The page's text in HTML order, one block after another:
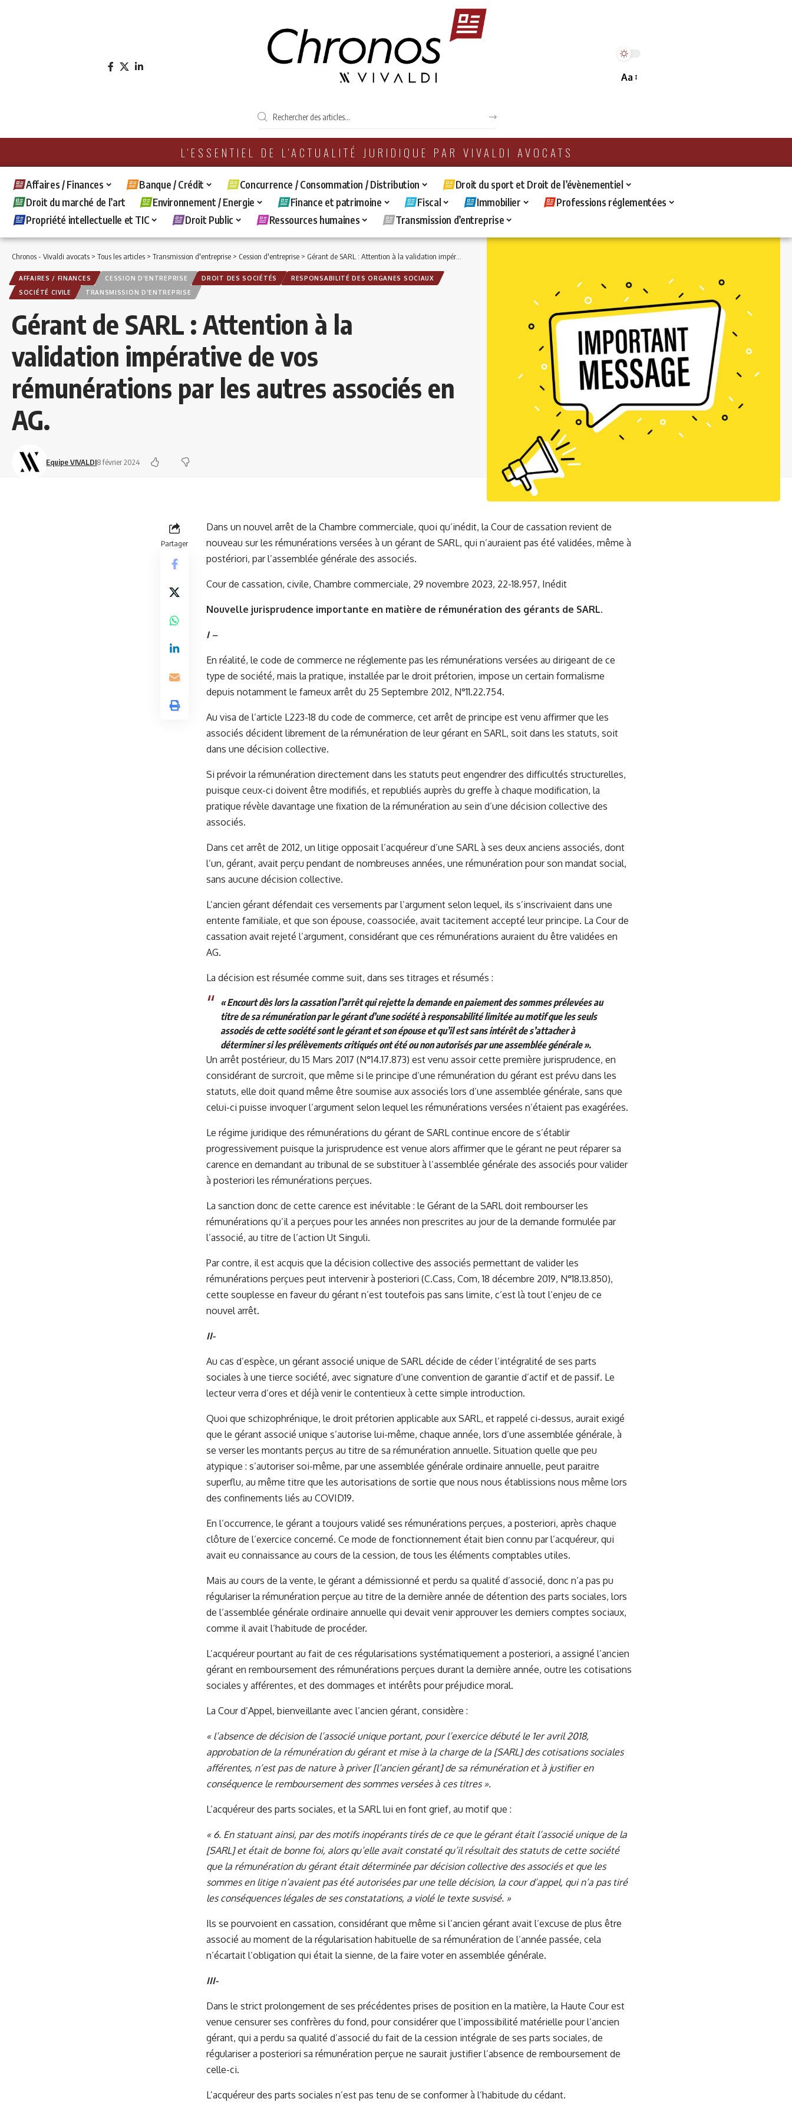
Aa
L'ESSENTIEL DE L'ACTUALITÉ JURIDIQUE PAR VIVALDI AVOCATS
Affaires / Finances Banque / Crédit Concurrence / Consommation / Distribution
Droit du sport et Droit de l’évènementiel
Droit du marché de l’art
Environnement / Energie Finance et patrimoine Fiscal Immobilier
Professions réglementées
Propriété intellectuelle et TIC
Droit Public Ressources humaines Transmission d’entreprise
Chronos - Vivaldi avocats > Tous les articles > Transmission d'entreprise > Cession d'entreprise > Gérant de SARL : Attention à la validation impérative de vos rémunérations par les autres associés en AG.
AFFAIRES / FINANCES CESSION D'ENTREPRISE DROIT DES SOCIÉTÉS
RESPONSABILITÉ DES ORGANES SOCIAUX
SOCIÉTÉ CIVILE
TRANSMISSION D'ENTREPRISE
Gérant de SARL : Attention à la
validation impérative de vos
rémunérations par les autres associés en
AG.
Equipe VIVALDI8 février 2024
Partager
Dans un nouvel arrêt de la Chambre commerciale, quoi qu’inédit, la Cour de cassation revient de
nouveau sur les rémunérations versées à un gérant de SARL, qui n’auraient pas été validées, même à
postériori, par l’assemblée générale des associés.
Cour de cassation, civile, Chambre commerciale, 29 novembre 2023, 22-18.957, Inédit
Nouvelle jurisprudence importante en matière de rémunération des gérants de SARL.
I –
En réalité, le code de commerce ne réglemente pas les rémunérations versées au dirigeant de ce
type de société, mais la pratique, installée par le droit prétorien, impose un certain formalisme
depuis notamment le fameux arrêt du 25 Septembre 2012, N°11.22.754.
Au visa de l’article L223-18 du code de commerce, cet arrêt de principe est venu affirmer que les
associés décident librement de la rémunération de leur gérant en SARL, soit dans les statuts, soit
dans une décision collective.
Si prévoir la rémunération directement dans les statuts peut engendrer des difficultés structurelles,
puisque ceux-ci doivent être modifiés, et republiés auprès du greffe à chaque modification, la
pratique révèle davantage une fixation de la rémunération au sein d’une décision collective des
associés.
Dans cet arrêt de 2012, un litige opposait l’acquéreur d’une SARL à ses deux anciens associés, dont
l’un, gérant, avait perçu pendant de nombreuses années, une rémunération pour son mandat social,
sans aucune décision collective.
L’ancien gérant défendait ces versements par l’argument selon lequel, ils s’inscrivaient dans une
entente familiale, et que son épouse, coassociée, avait tacitement accepté leur principe. La Cour de
cassation avait rejeté l’argument, considérant que ces rémunérations auraient du être validées en
AG.
La décision est résumée comme suit, dans ses titrages et résumés :
« Encourt dès lors la cassation l’arrêt qui rejette la demande en paiement des sommes prélevées au
titre de sa rémunération par le gérant d’une société à responsabilité limitée au motif que les seuls
associés de cette société sont le gérant et son épouse et qu’il est sans intérêt de s’attacher à
déterminer si les prélèvements critiqués ont été ou non autorisés par une assemblée générale ».
Un arrêt postérieur, du 15 Mars 2017 (N°14.17.873) est venu assoir cette première jurisprudence, en
considérant de surcroit, que même si le principe d’une rémunération du gérant est prévu dans les
statuts, elle doit quand même être soumise aux associés lors d’une assemblée générale, sans que
celui-ci puisse invoquer l’argument selon lequel les rémunérations versées n’étaient pas exagérées.
Le régime juridique des rémunérations du gérant de SARL continue encore de s’établir
progressivement puisque la jurisprudence est venue alors affirmer que le gérant ne peut réparer sa
carence en demandant au tribunal de se substituer à l’assemblée générale des associés pour valider
à posteriori les rémunérations perçues.
La sanction donc de cette carence est inévitable : le Gérant de la SARL doit rembourser les
rémunérations qu’il a perçues pour les années non prescrites au jour de la demande formulée par
l’associé, au titre de l’action Ut Singuli.
Par contre, il est acquis que la décision collective des associés permettant de valider les
rémunérations perçues peut intervenir à posteriori (C.Cass, Com, 18 décembre 2019, N°18.13.850),
cette souplesse en faveur du gérant n’est toutefois pas sans limite, c’est là tout l’enjeu de ce
nouvel arrêt.
II-
Au cas d’espèce, un gérant associé unique de SARL décide de céder l’intégralité de ses parts
sociales à une tierce société, avec signature d’une convention de garantie d’actif et de passif. Le
lecteur verra d’ores et déjà venir le contentieux à cette simple introduction.
Quoi que schizophrénique, le droit prétorien applicable aux SARL, et rappelé ci-dessus, aurait exigé
que le gérant associé unique s’autorise lui-même, chaque année, lors d’une assemblée générale, à
se verser les montants perçus au titre de sa rémunération annuelle. Situation quelle que peu
atypique : s’autoriser soi-même, par une assemblée générale ordinaire annuelle, peut paraitre
superflu, au même titre que les autorisations de sortie que nous nous établissions nous même lors
des confinements liés au COVID19.
En l’occurrence, le gérant a toujours validé ses rémunérations perçues, a posteriori, après chaque
clôture de l’exercice concerné. Ce mode de fonctionnement était bien connu par l’acquéreur, qui
avait eu connaissance au cours de la cession, de tous les éléments comptables utiles.
Mais au cours de la vente, le gérant a démissionné et perdu sa qualité d’associé, donc n’a pas pu
régulariser la rémunération perçue au titre de la dernière année de détention des parts sociales, lors
de l’assemblée générale ordinaire annuelle qui devait venir approuver les derniers comptes sociaux,
comme il avait l’habitude de procéder.
L’acquéreur pourtant au fait de ces régularisations systématiquement a posteriori, a assigné l’ancien
gérant en remboursement des rémunérations perçues durant la dernière année, outre les cotisations
sociales y afférentes, et des dommages et intérêts pour préjudice moral.
La Cour d’Appel, bienveillante avec l’ancien gérant, considère :
« l’absence de décision de l’associé unique portant, pour l’exercice débuté le 1er avril 2018,
approbation de la rémunération du gérant et mise à la charge de la [SARL] des cotisations sociales
afférentes, n’est pas de nature à priver [l’ancien gérant] de sa rémunération et à justifier en
conséquence le remboursement des sommes versées à ces titres ».
L’acquéreur des parts sociales, et la SARL lui en font grief, au motif que :
« 6. En statuant ainsi, par des motifs inopérants tirés de ce que le gérant était l’associé unique de la
[SARL] et était de bonne foi, alors qu’elle avait constaté qu’il résultait des statuts de cette société
que la rémunération du gérant était déterminée par décision collective des associés et que les
sommes en litige n’avaient pas été autorisées par une telle décision, la cour d’appel, qui n’a pas tiré
les conséquences légales de ses constatations, a violé le texte susvisé. »
Ils se pourvoient en cassation, considérant que même si l’ancien gérant avait l’excuse de plus être
associé au moment de la régularisation habituelle de sa rémunération de l’année passée, cela
n’écartait l’obligation qui était la sienne, de la faire voter en assemblée générale.
III-
Dans le strict prolongement de ses précédentes prises de position en la matière, la Haute Cour est
venue censurer ses confrères du fond, pour considérer que l’impossibilité matérielle pour l’ancien
gérant, qui a perdu sa qualité d’associé du fait de la cession intégrale de ses parts sociales, de
régulariser a posteriori sa rémunération perçue ne saurait justifier l’absence de remboursement de
celle-ci.
L’acquéreur des parts sociales n’est pas tenu de se conformer à l’habitude du cédant.